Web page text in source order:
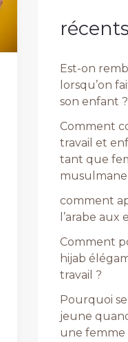
récents
Est-on
lorsqu’on
son enfant ?
Comment
travail et
tant que
musulmane
comment
l’arabe aux
Comment
hijab
travail ?
Pourquoi
jeune
une femme